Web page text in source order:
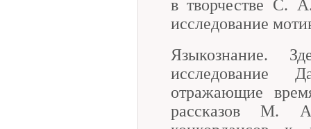
в творчестве С.
исследование
Языкознание.
отражающие
рассказов М.